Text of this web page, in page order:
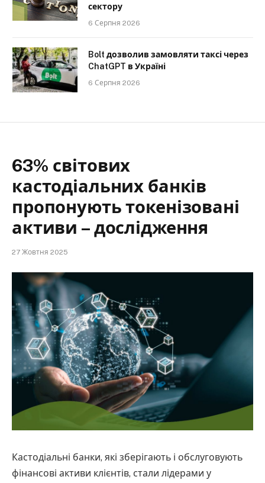
сектору
6 Серпня 2026
Bolt дозволив замовляти таксі через
ChatGPT в Україні
6 Серпня 2026
63% світових
кастодіальних банків
пропонують токенізовані
активи – дослідження
27 Жовтня 2025
Кастодіальні банки, які зберігають і обслуговують
фінансові активи клієнтів, стали лідерами у